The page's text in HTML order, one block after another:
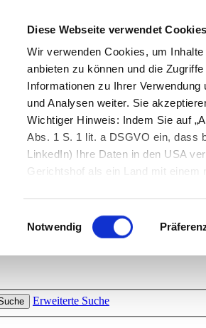
Diese Webseite verwendet Cookies
Wir verwenden Cookies, um
anbieten zu können und die
Informationen zu Ihrer
und Analysen weiter. Sie
Wichtiger Hinweis: Indem Sie auf
Abs. 1 S. 1 lit. a DSGVO ein, dass
LinkedIn) Ihre Daten in den USA
Gerichtshof als ein Land mit einem
Einwilligungsauswahl
Notwendig
und interessante Tipps und Tricks.
Erweiterte Suche